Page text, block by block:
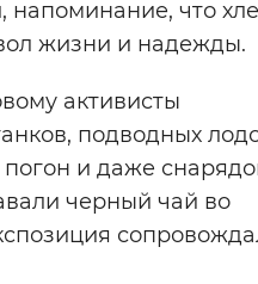
напоминание, что
жизни и надежды.
активисты
подводных
погон и даже
черный чай во